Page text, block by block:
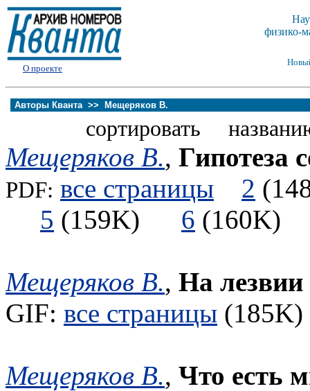
О проекте
физико-
Авторы Кванта >> Мещеряков В.
сортировать
Мещеряков В., Гипотеза
PDF: все страницы 2
5 (159K) 6
Мещеряков В., На лезвии
GIF: все страницы
Мещеряков В., Что есть